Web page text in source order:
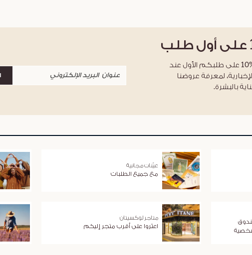
على أول طلب
احصلوا على خصم %10 على طلبكم الأول عند
لمعرفة عروضنا
بالبشرة.
عيّنات مجانية
مع جميع الطلبات
شخصية
متاجر لوكسيتان
اعثروا على أقرب متجر إليكم